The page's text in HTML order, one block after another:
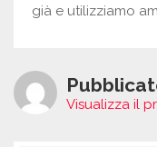
già e utilizziamo
Visualizza il